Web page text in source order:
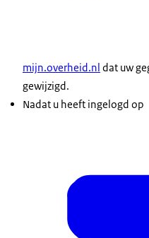
mijn.overheid.nl dat uw
gewijzigd.
Nadat u heeft ingelogd op